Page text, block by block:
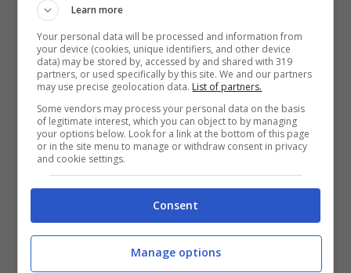
Learn more
Your personal data will be processed and information from
your device (cookies, unique identifiers, and other device
data) may be stored by, accessed by and shared with 319
partners, or used specifically by this site. We and our partners
may use precise geolocation data. List of partners.
Some vendors may process your personal data on the basis
of legitimate interest, which you can object to by managing
your options below. Look for a link at the bottom of this page
or in the site menu to manage or withdraw consent in privacy
and cookie settings.
Consent
Manage options